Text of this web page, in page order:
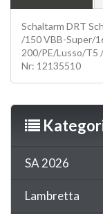
Schaltarm DRT
/150 VBB-Super/
200/PE/Lusso/T5
Nr: 12135510
SA 2026
Lambretta